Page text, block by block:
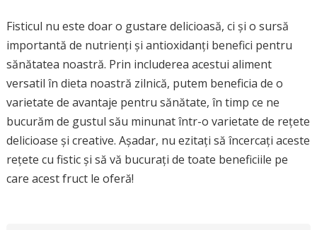
Fisticul nu este doar o gustare delicioasă, ci și o sursă
importantă de nutrienți și antioxidanți benefici pentru
sănătatea noastră. Prin includerea acestui aliment
versatil în dieta noastră zilnică, putem beneficia de o
varietate de avantaje pentru sănătate, în timp ce ne
bucurăm de gustul său minunat într-o varietate de rețete
delicioase și creative. Așadar, nu ezitați să încercați aceste
rețete cu fistic și să vă bucurați de toate beneficiile pe
care acest fruct le oferă!